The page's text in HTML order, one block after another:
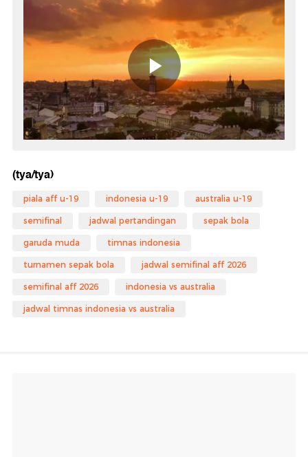
(tya/tya)
piala aff u-19 indonesia u-19 australia u-19
semifinal jadwal pertandingan sepak bola
garuda muda timnas indonesia
turnamen sepak bola jadwal semifinal aff 2026
semifinal aff 2026 indonesia vs australia
jadwal timnas indonesia vs australia